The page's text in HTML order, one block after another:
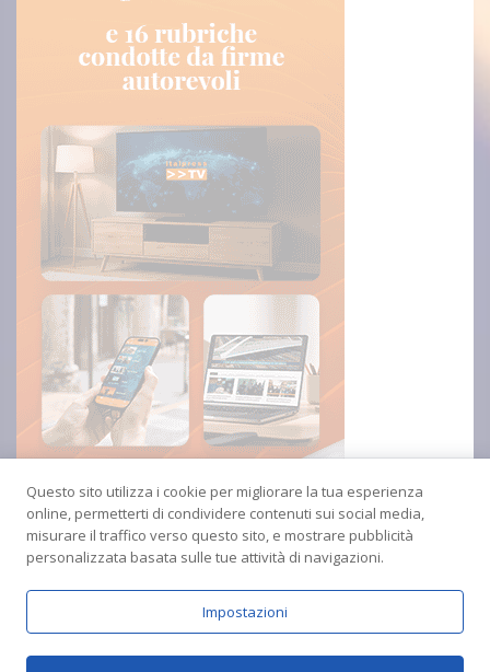
Questo sito utilizza i cookie per migliorare la tua esperienza
online, permetterti di condividere contenuti sui social media,
misurare il traffico verso questo sito, e mostrare pubblicità
personalizzata basata sulle tue attività di navigazioni.
Impostazioni